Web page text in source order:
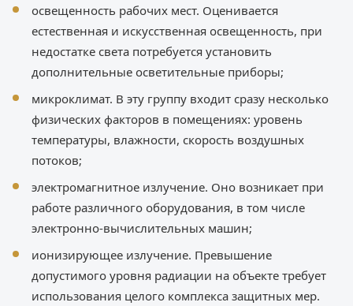
освещенность рабочих мест. Оценивается
естественная и искусственная освещенность, при
недостатке света потребуется установить
дополнительные осветительные приборы;
микроклимат. В эту группу входит сразу несколько
физических факторов в помещениях: уровень
температуры, влажности, скорость воздушных
потоков;
электромагнитное излучение. Оно возникает при
работе различного оборудования, в том числе
электронно-вычислительных машин;
ионизирующее излучение. Превышение
допустимого уровня радиации на объекте требует
использования целого комплекса защитных мер.